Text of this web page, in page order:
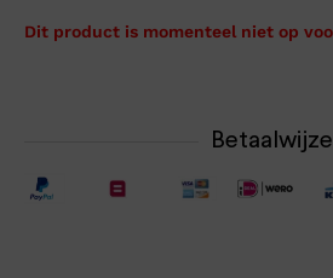
Dit product is momenteel niet op
Betaalwijze